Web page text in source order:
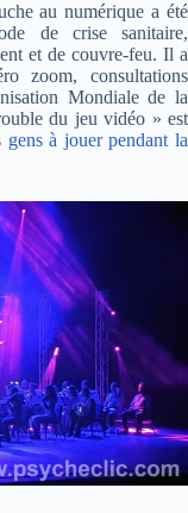
au numérique a été
de crise sanitaire,
et de couvre-feu. Il a
zoom, consultations
Mondiale de la
du jeu vidéo » est
à jouer pendant la